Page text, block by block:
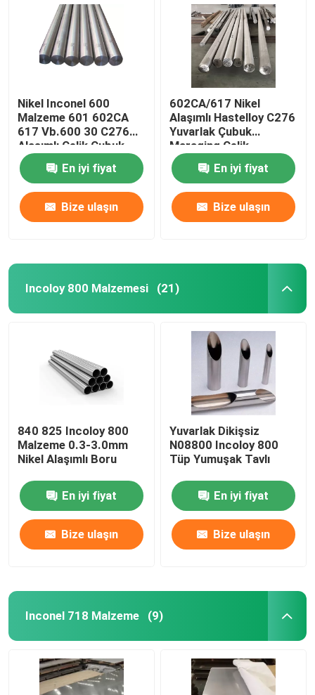
Ağır Hizmet Tipi Kayış Menteşesi
Kamyon Römork Kapı Mandalı
Nikel Inconel 600
Malzeme 601 602CA
617 Vb.600 30 C276
Alaşımlı Çelik Çubuk
En iyi fiyat
Bize ulaşın
602CA/617 Nikel
Alaşımlı Hastelloy C276
Yuvarlak Çubuk
Maraging Çelik
Malzeme Inconel
600/601En iyi fiyat
Bize ulaşın
Incoloy 800 Malzemesi (21)
840 825 Incoloy 800
Malzeme 0.3-3.0mm
Nikel Alaşımlı Boru
En iyi fiyat
Bize ulaşın
Yuvarlak Dikişsiz
N08800 Incoloy 800
Tüp Yumuşak Tavlı
En iyi fiyat
Bize ulaşın
Inconel 718 Malzeme (9)